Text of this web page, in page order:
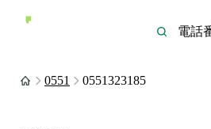
0551 0551323185